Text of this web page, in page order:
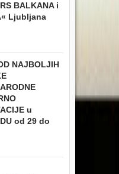
BALKANA i
Ljubljana
NAJBOLJIH
u
od 29 do